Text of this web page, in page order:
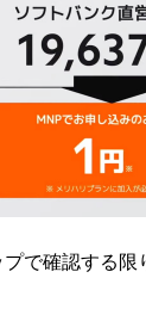
で確認する